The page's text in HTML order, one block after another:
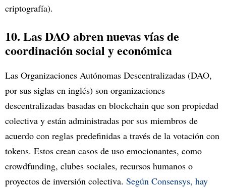
criptografía).
10. Las DAO abren nuevas vías de
coordinación social y económica
Las Organizaciones Autónomas Descentralizadas (DAO,
por sus siglas en inglés) son organizaciones
descentralizadas basadas en blockchain que son propiedad
colectiva y están administradas por sus miembros de
acuerdo con reglas predefinidas a través de la votación con
tokens. Estos crean casos de uso emocionantes, como
crowdfunding, clubes sociales, recursos humanos o
proyectos de inversión colectiva. Según Consensys, hay